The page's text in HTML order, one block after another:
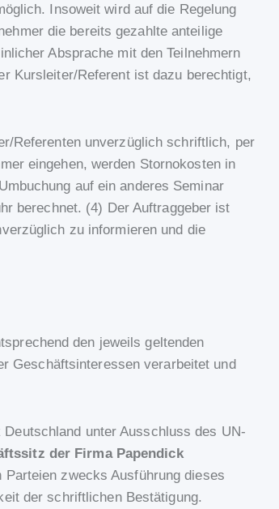
Insoweit wird auf die Regelung
die bereits gezahlte anteilige
Absprache mit den Teilnehmern
Kursleiter/Referent ist dazu berechtigt,
Referenten unverzüglich schriftlich, per
eingehen, werden Stornokosten in
auf ein anderes Seminar
berechnet. (4) Der Auftraggeber ist
zu informieren und die
den jeweils geltenden
Geschäftsinteressen verarbeitet und
unter Ausschluss des UN-
der Firma Papendick
zwecks Ausführung dieses
der schriftlichen Bestätigung.